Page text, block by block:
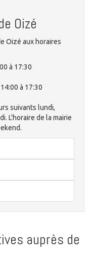
Oizé
Oizé aux horaires
à 17:30
à 17:30
suivants lundi,
L'horaire de la mairie
auprès de